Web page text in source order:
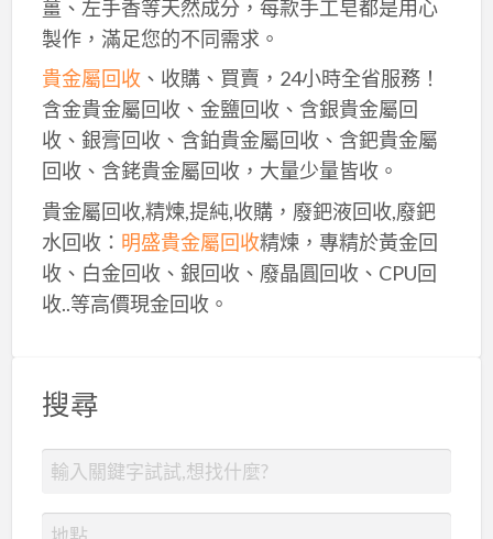
薑、左手香等天然成分，每款手工皂都是用心
製作，滿足您的不同需求。
貴金屬回收、收購、買賣，24小時全省服務！
含金貴金屬回收、金鹽回收、含銀貴金屬回
收、銀膏回收、含鉑貴金屬回收、含鈀貴金屬
回收、含銠貴金屬回收，大量少量皆收。
貴金屬回收,精煉,提純,收購，廢鈀液回收,廢鈀
水回收： 明盛貴金屬回收精煉，專精於黃金回
收、白金回收、銀回收、廢晶圓回收、CPU回
收..等高價現金回收。
搜尋